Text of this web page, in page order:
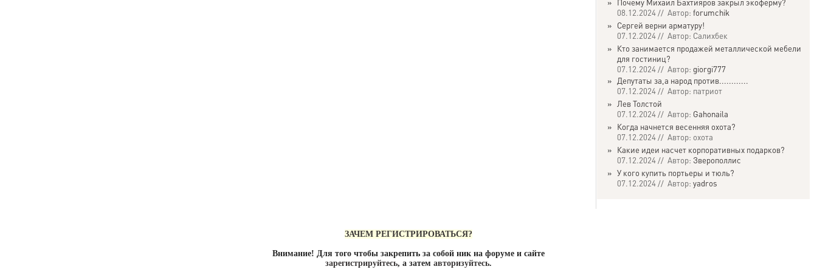
» Почему Михаил Бахтияров закрыл экоферму?
08.12.2024 // Автор: forumchik
» Сергей верни арматуру!
07.12.2024 // Автор: Салихбек
» Кто занимается продажей металлической мебели
для гостиниц?
07.12.2024 // Автор: giorgi777
» Депутаты за,а народ против............
07.12.2024 // Автор: патриот
» Лев Толстой
07.12.2024 // Автор: Gahonaila
» Когда начнется весенняя охота?
07.12.2024 // Автор: охота
» Какие идеи насчет корпоративных подарков?
07.12.2024 // Автор: Зверополлис
» У кого купить портьеры и тюль?
07.12.2024 // Автор: yadros
ЗАЧЕМ РЕГИСТРИРОВАТЬСЯ?
Внимание! Для того чтобы закрепить за собой ник на форуме и сайте
зарегистрируйтесь, а затем авторизуйтесь.